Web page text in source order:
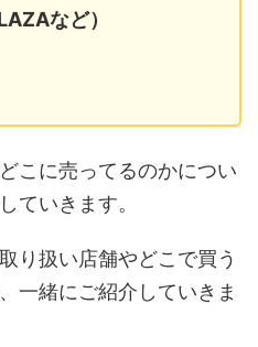
など）
こに売ってるのかについ
ていきます。
り扱い店舗やどこで買う
一緒にご紹介していきま